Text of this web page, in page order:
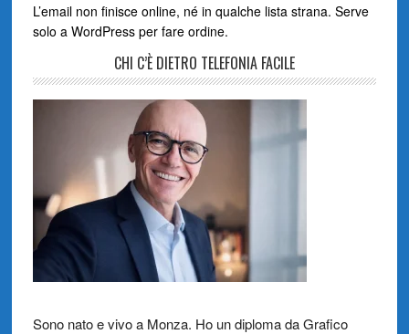
L’email non finisce online, né in qualche lista strana. Serve
solo a WordPress per fare ordine.
CHI C’È DIETRO TELEFONIA FACILE
Sono nato e vivo a Monza. Ho un diploma da Grafico